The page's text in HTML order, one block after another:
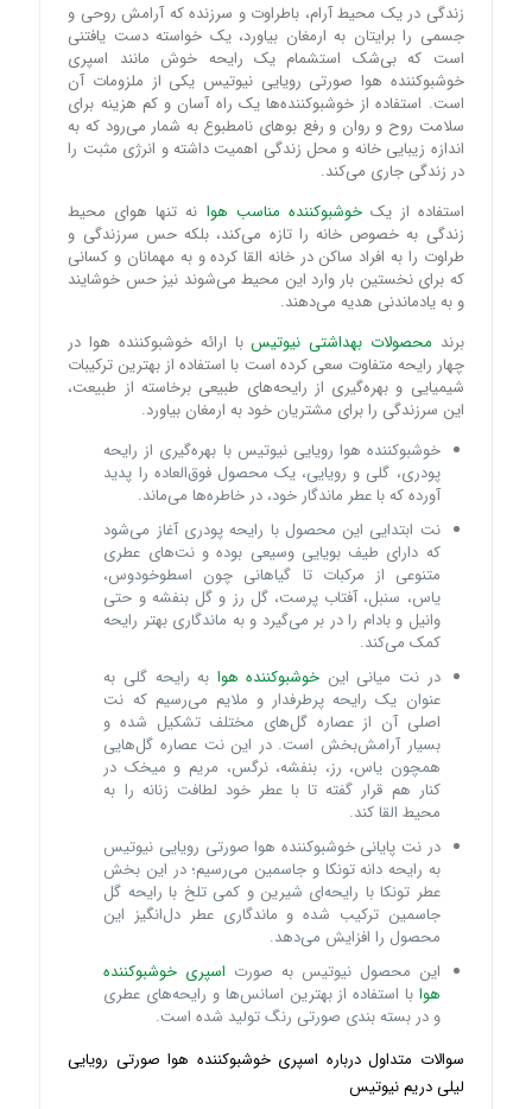
زندگی در یک محیط آرام، باطراوت و سرزنده که آرامش روحی و
جسمی را برایتان به ارمغان بیاورد، یک خواسته دست یافتنی
است که بی‌شک استشمام یک رایحه خوش مانند اسپری
خوشبوکننده هوا صورتی رویایی نیوتیس یکی از ملزومات آن
است. استفاده از خوشبوکننده‌ها یک راه آسان و کم هزینه برای
سلامت روح و روان و رفع بوهای نامطبوع به شمار می‌رود که به
اندازه زیبایی خانه و محل زندگی اهمیت داشته و انرژی مثبت را
در زندگی جاری می‌کند.
استفاده از یکخوشبوکننده مناسب هوا نه تنها هوای محیط
زندگی به خصوص خانه را تازه می‌کند، بلکه حس سرزندگی و
طراوت را به افراد ساکن در خانه القا کرده و به مهمانان و کسانی
که برای نخستین بار وارد این محیط می‌شوند نیز حس خوشایند
و به یادماندنی هدیه می‌دهند.
برند محصولات بهداشتی نیوتیسبا ارائه خوشبوکننده هوا در
چهار رایحه متفاوت سعی کرده است با استفاده از بهترین ترکیبات
شیمیایی و بهره‌گیری از رایحه‌های طبیعی برخاسته از طبیعت،
این سرزندگی را برای مشتریان خود به ارمغان بیاورد.
خوشبوکننده هوا رویایی نیوتیس با بهره‌گیری از رایحه
پودری، گلی و رویایی، یک محصول فوق‌العاده را پدید
آورده که با عطر ماندگار خود، در خاطره‌ها می‌ماند.
نت ابتدایی این محصول با رایحه پودری آغاز می‌شود
که دارای طیف بویایی وسیعی بوده و نت‌های عطری
متنوعی از مرکبات تا گیاهانی چون اسطوخودوس،
یاس، سنبل، آفتاب پرست، گل رز و گل بنفشه و حتی
وانیل و بادام را در بر می‌گیرد و به ماندگاری بهتر رایحه
کمک می‌کند.
در نت میانی این خوشبوکننده هوا به رایحه گلی به
عنوان یک رایحه پرطرفدار و ملایم می‌رسیم که نت
اصلی آن از عصاره گل‌های مختلف تشکیل شده و
بسیار آرامش‌بخش است. در این نت عصاره گل‌هایی
همچون یاس، رز، بنفشه، نرگس، مریم و میخک در
کنار هم قرار گفته تا با عطر خود لطافت زنانه را به
محیط القا کند.
در نت پایانی خوشبوکننده هوا صورتی رویایی نیوتیس
به رایحه دانه تونکا و جاسمین می‌رسیم؛ در این بخش
عطر تونکا با رایحه‌ای شیرین و کمی تلخ با رایحه گل
جاسمین ترکیب شده و ماندگاری عطر دل‌انگیز این
محصول را افزایش می‌دهد.
این محصول نیوتیس به صورت اسپری خوشبوکننده
هوا با استفاده از بهترین اسانس‌ها و رایحه‌های عطری
و در بسته بندی صورتی رنگ تولید شده است.
سوالات متداول درباره اسپری خوشبوکننده هوا صورتی رویایی
لیلی دریم نیوتیس